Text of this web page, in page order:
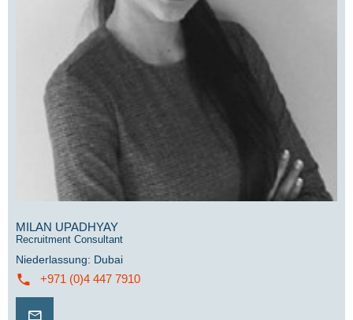
MILAN UPADHYAY
Recruitment Consultant
Niederlassung: Dubai
+971 (0)4 447 7910